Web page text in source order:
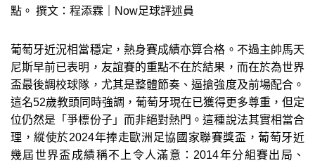
點。 撰文：程添霖｜Now足球評述員
葡萄牙近況相當穩定，熱身賽成績亦算合格。不過主帥馬天
尼斯早前已表明，友誼賽的重點不在於結果，而在於為世界
盃最後調校球隊，尤其是整體節奏、逼搶強度及前場配合。
這名52歲教頭同時強調，葡萄牙現在已獲得更多尊重，但定
位仍然是「爭標份子」而非絕對熱門。這種說法其實相當合
理，縱使於2024年捧走歐洲足協國家聯賽獎盃，葡萄牙近
幾屆世界盃成績稱不上令人滿意：2014年分組賽出局、